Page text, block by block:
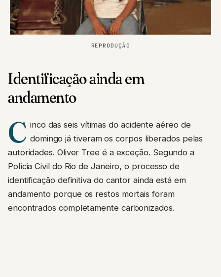
REPRODUÇÃO
Identificação ainda em
andamento
C inco das seis vítimas do acidente aéreo de
domingo já tiveram os corpos liberados pelas
autoridades. Oliver Tree é a exceção. Segundo a
Polícia Civil do Rio de Janeiro, o processo de
identificação definitiva do cantor ainda está em
andamento porque os restos mortais foram
encontrados completamente carbonizados.